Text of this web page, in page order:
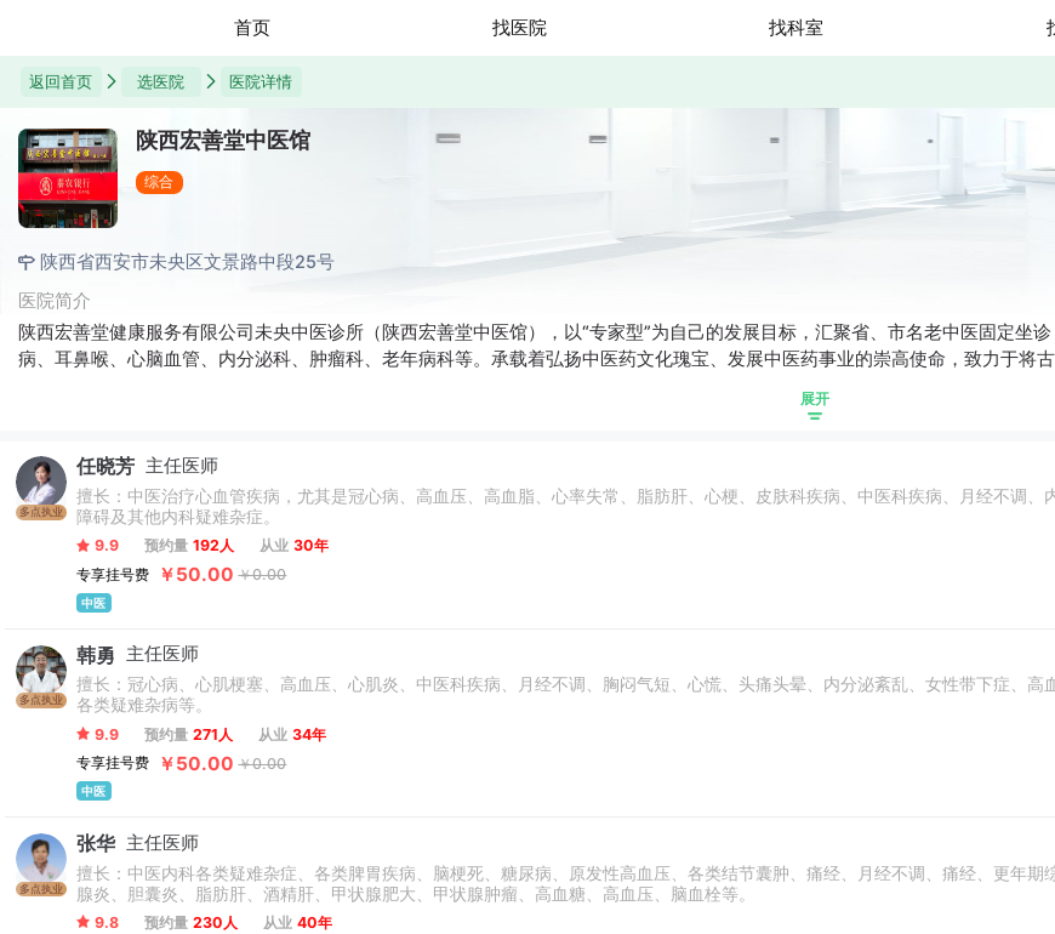
首页 找医院 找科室
返回首页 选医院 医院详情
陕西宏善堂中医馆
综合
陕西省西安市未央区文景路中段25号
医院简介
陕西宏善堂健康服务有限公司未央中医诊所（陕西宏善堂中医馆），以“专家型”为自己的发展目标，汇聚省、市名老中医固定坐
病、耳鼻喉、心脑血管、内分泌科、肿瘤科、老年病科等。承载着弘扬中医药文化瑰宝、发展中医药事业的崇高使命，致力于将
展开
多点执业
任晓芳 主任医师
擅长：中医治疗心血管疾病，尤其是冠心病、高血压、高血脂、心率失常、脂肪肝、心梗、皮肤科疾病、中医科疾病、月经不调
障碍及其他内科疑难杂症。
9.9 预约量 192人 从业 30年
专享挂号费
￥50.00 ￥0.00
中医
多点执业
韩勇 主任医师
擅长：冠心病、心肌梗塞、高血压、心肌炎、中医科疾病、月经不调、胸闷气短、心慌、头痛头晕、内分泌紊乱、女性带下症、
各类疑难杂病等。
9.9 预约量 271人 从业 34年
专享挂号费
￥50.00 ￥0.00
中医
多点执业
张华 主任医师
擅长：中医内科各类疑难杂症、各类脾胃疾病、脑梗死、糖尿病、原发性高血压、各类结节囊肿、痛经、月经不调、痛经、更年
腺炎、胆囊炎、脂肪肝、酒精肝、甲状腺肥大、甲状腺肿瘤、高血糖、高血压、脑血栓等。
9.8 预约量 230人 从业 40年